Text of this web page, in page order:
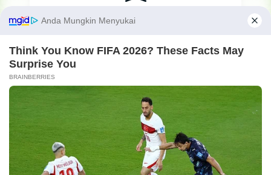
►2026
►
▼
Desember
(54)
►
(53)
►Oktober
(72)
▼